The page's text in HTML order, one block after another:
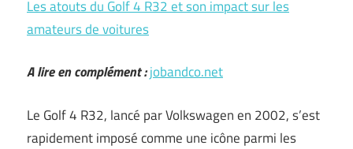
Les atouts du Golf 4 R32 et son impact sur les
amateurs de voitures
A lire en complément :jobandco.net
Le Golf 4 R32, lancé par Volkswagen en 2002, s’est
rapidement imposé comme une icône parmi les